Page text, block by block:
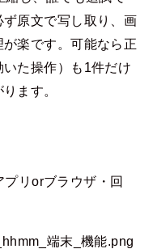
原文で写し取り、画
楽です。可能なら正
た操作）も1件だけ
ます。
リorブラウザ・回
端末_機能.png